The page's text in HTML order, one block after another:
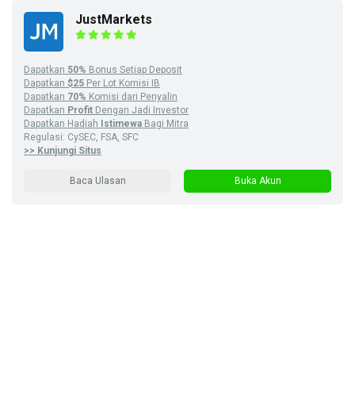
JustMarkets
Dapatkan 50% Bonus Setiap Deposit
Dapatkan $25 Per Lot Komisi IB
Dapatkan 70% Komisi dari Penyalin
Dapatkan Profit Dengan Jadi Investor
Dapatkan Hadiah Istimewa Bagi Mitra
Regulasi: CySEC, FSA, SFC
>> Kunjungi Situs
Baca Ulasan Buka Akun